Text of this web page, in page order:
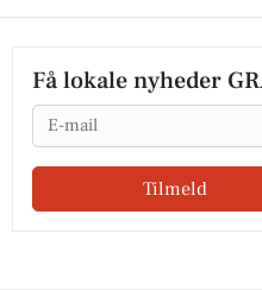
Få lokale nyheder
Email
Tilmeld